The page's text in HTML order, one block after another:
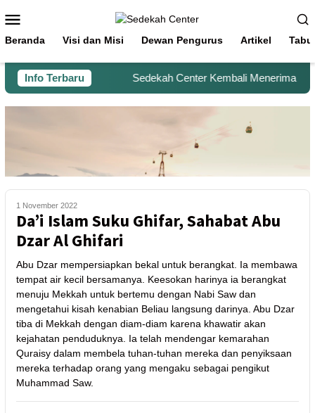
Beranda Visi dan Misi Dewan Pengurus Artikel
Info Terbaru Sedekah Center Kembali Menerima
1 November 2022
Da’i Islam Suku Ghifar, Sahabat Abu
Dzar Al Ghifari
Abu Dzar mempersiapkan bekal untuk berangkat. Ia membawa
tempat air kecil bersamanya. Keesokan harinya ia berangkat
menuju Mekkah untuk bertemu dengan Nabi Saw dan
mengetahui kisah kenabian Beliau langsung darinya. Abu Dzar
tiba di Mekkah dengan diam-diam karena khawatir akan
kejahatan penduduknya. Ia telah mendengar kemarahan
Quraisy dalam membela tuhan-tuhan mereka dan penyiksaan
mereka terhadap orang yang mengaku sebagai pengikut
Muhammad Saw.